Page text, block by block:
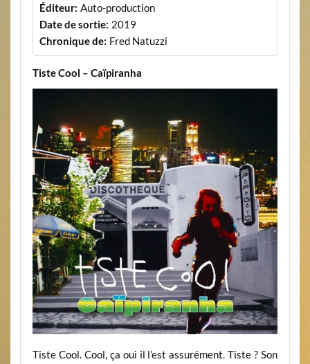
Éditeur: Auto-production
Date de sortie: 2019
Chronique de: Fred Natuzzi
Tiste Cool – Caïpiranha
Tiste Cool. Cool, ça oui il l’est assurément. Tiste ? Son